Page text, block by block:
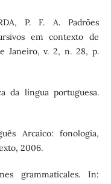
P. F. A. Padrões
em contexto de
Janeiro, v. 2, n. 28, p.
da língua portuguesa.
Arcaico: fonologia,
2006.
grammaticales. In: